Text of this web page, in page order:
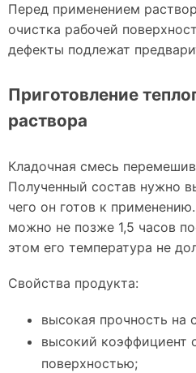
Перед применением
очистка рабочей
дефекты подлежат
Приготовление
раствора
Кладочная смесь
Полученный состав нужно
чего он готов к
можно не позже 1,5 часов
этом его температура не
Свойства продукта:
высокая прочность на
высокий коэффициент
поверхностью;